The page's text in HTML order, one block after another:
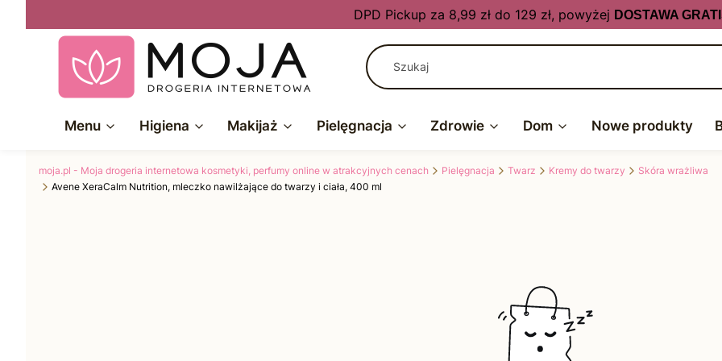
DPD Pickup za 8,99 zł do 129 zł, powyżej DOSTAWA
Menu Higiena Makijaż Pielęgnacja Zdrowie Dom Nowe produkty
moja.pl - Moja drogeria internetowa kosmetyki, perfumy online w atrakcyjnych cenach Pielęgnacja Twarz Kremy do twarzy
Skóra wrażliwa
Avene XeraCalm Nutrition, mleczko nawilżające do twarzy i ciała, 400 ml